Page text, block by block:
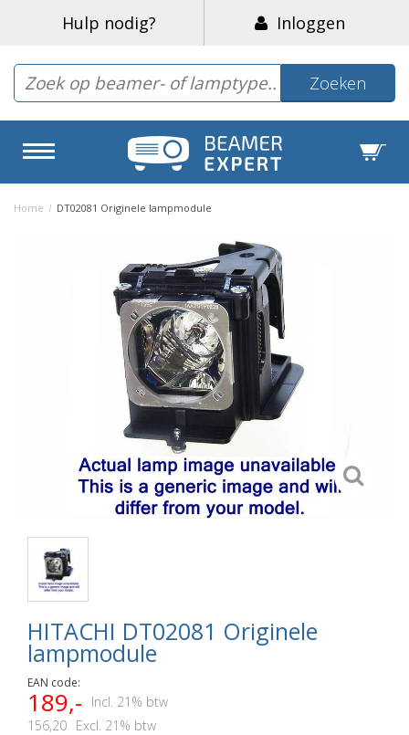
Hulp nodig? Inloggen
Zoeken
Home / DT02081 Originele lampmodule
HITACHI DT02081 Originele
lampmodule
EAN code:
189,-
Incl. 21% btw
156,20 Excl. 21% btw